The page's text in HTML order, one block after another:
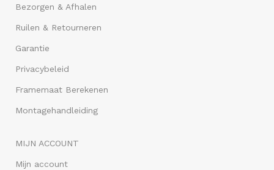
Bezorgen & Afhalen
Ruilen & Retourneren
Garantie
Privacybeleid
Framemaat Berekenen
Montagehandleiding
MIJN ACCOUNT
Mijn account